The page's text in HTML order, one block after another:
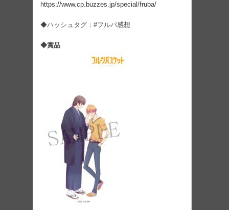
https://www.cp.buzzes.jp/special/fruba/
◆ハッシュタグ：#フルバ感想
◆賞品